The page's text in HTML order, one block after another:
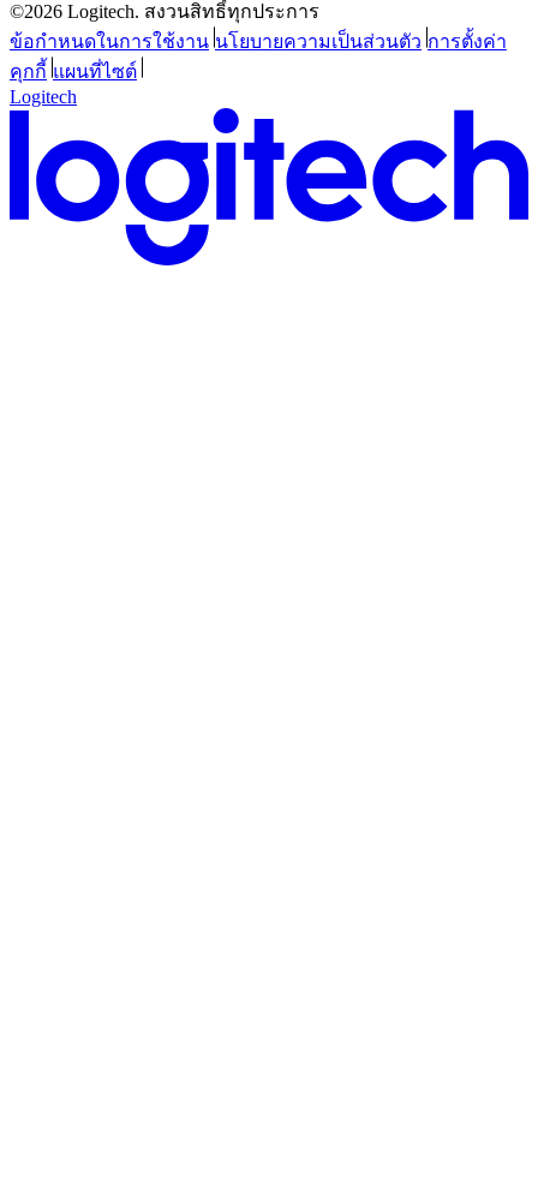
©2026 Logitech. สงวนสิทธิ์ทุกประการ
ข้อกำหนดในการใช้งาน นโยบายความเป็นส่วนตัว การตั้งค่า
คุกกี้ แผนที่ไซต์
Logitech